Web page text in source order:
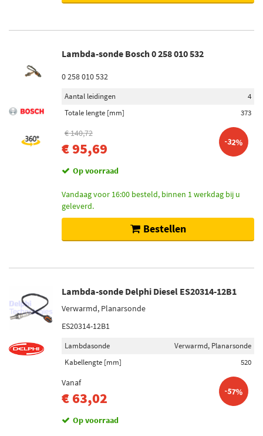
Lambda-sonde Bosch 0 258 010 532
0 258 010 532
Aantal leidingen
4
Totale lengte [mm]
373
€ 140,72
€ 95,69 -32%
Op voorraad
Vandaag voor 16:00 besteld, binnen 1 werkdag bij u
geleverd.
Bestellen
Lambda-sonde Delphi Diesel ES20314-12B1
Verwarmd, Planarsonde
ES20314-12B1
Lambdasonde
Verwarmd, Planarsonde
Kabellengte [mm]
520
Vanaf
€ 63,02 -57%
Op voorraad